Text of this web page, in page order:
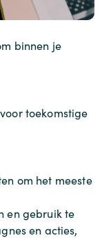
binnen je
toekomstige
om het meeste
en gebruik te
en acties,